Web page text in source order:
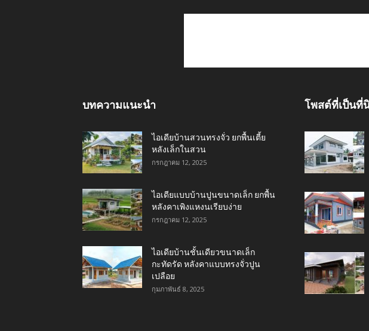
บทความแนะนำ
ไอเดียบ้านสวนทรงจั่ว ยกพื้นเตี้ย
หลังเล็กในสวน
กรกฎาคม 12, 2025
ไอเดียแบบบ้านปูนขนาดเล็ก ยกพื้น
หลังคาเพิงแหงนเรียบง่าย
กรกฎาคม 12, 2025
ไอเดียบ้านชั้นเดียวขนาดเล็ก
กะทัดรัด หลังคาแบบทรงจั่วปูน
เปลือย
กุมภาพันธ์ 8, 2025
โพสต์ที่เป็นที่